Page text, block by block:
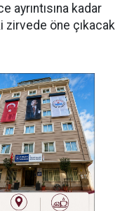
ayrıntısına kadar
zirvede öne çıkacak